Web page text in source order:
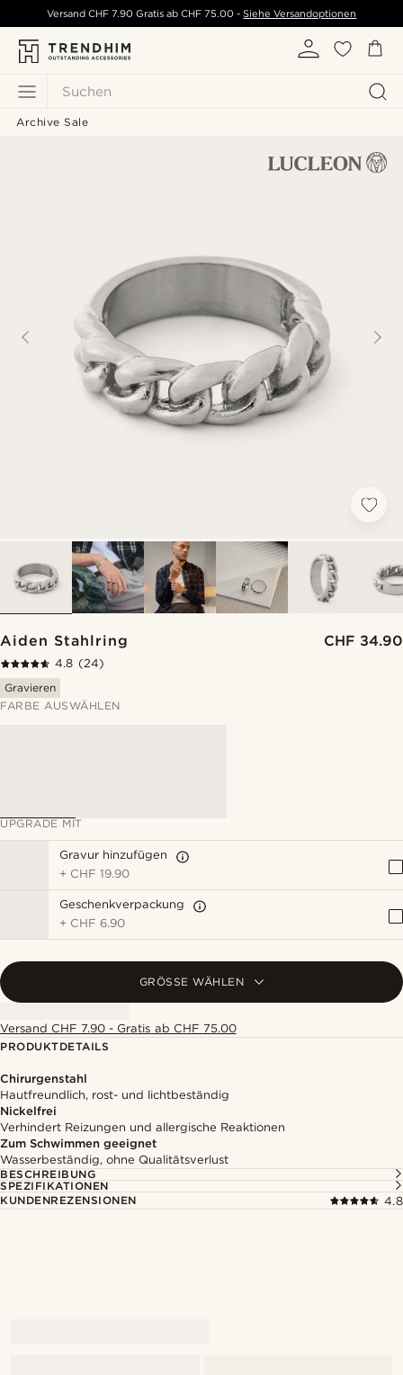
Suchen
Versand CHF 7.90 Gratis ab CHF 75.00 - Siehe Versandoptionen
Archive Sale
Aiden Stahlring CHF 34.90
4.8 (24)
Gravieren
FARBE AUSWÄHLEN
UPGRADE MIT
Gravur hinzufügen
+ CHF 19.90
Geschenkverpackung
+ CHF 6.90
GRÖSSE WÄHLEN
Versand CHF 7.90 - Gratis ab CHF 75.00
PRODUKTDETAILS
Chirurgenstahl
Hautfreundlich, rost- und lichtbeständig
Nickelfrei
Verhindert Reizungen und allergische Reaktionen
Zum Schwimmen geeignet
Wasserbeständig, ohne Qualitätsverlust
BESCHREIBUNG
SPEZIFIKATIONEN
KUNDENREZENSIONEN
4.8